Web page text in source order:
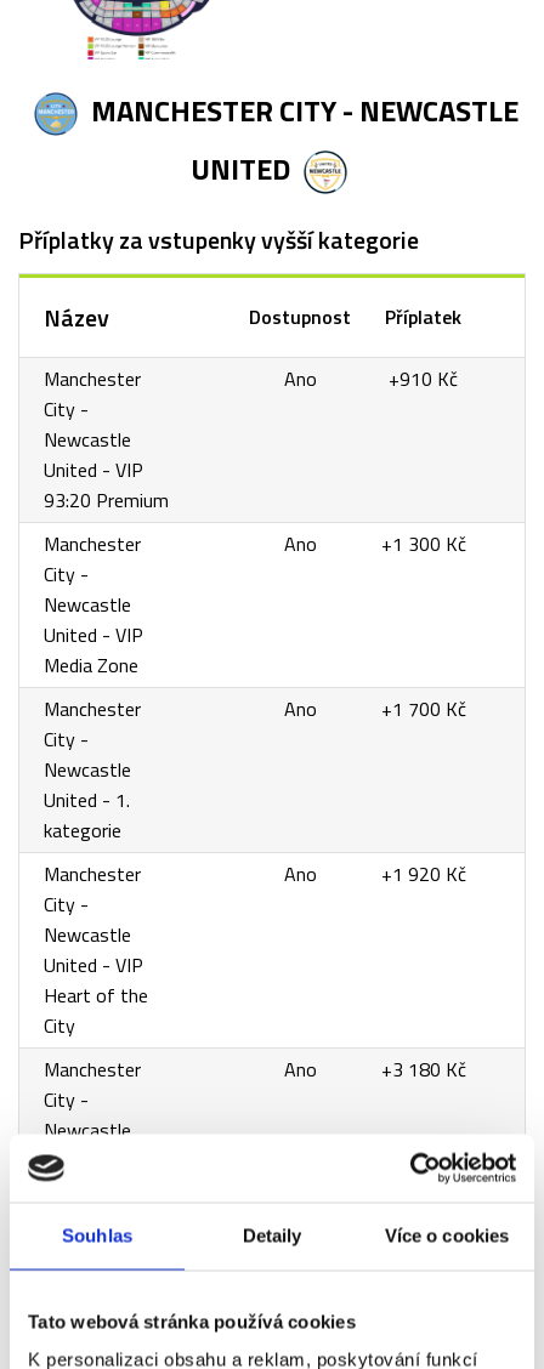
Souhlas Detaily Více o cookies
Tato webová stránka používá cookies
K personalizaci obsahu a reklam, poskytování funkcí
MANCHESTER CITY - NEWCASTLE
UNITED
Příplatky za vstupenky vyšší kategorie
Název Dostupnost Příplatek
Manchester
City -
Newcastle
United - VIP
93:20 Premium
Ano +910 Kč
Manchester
City -
Newcastle
United - VIP
Media Zone
Ano +1 300 Kč
Manchester
City -
Newcastle
United - 1.
kategorie
Ano +1 700 Kč
Manchester
City -
Newcastle
United - VIP
Heart of the
City
Ano +1 920 Kč
Manchester
City -
Newcastle
United - VIP
Heart of the
Ano +3 180 Kč
Manchester
Newcastle
United - VIP